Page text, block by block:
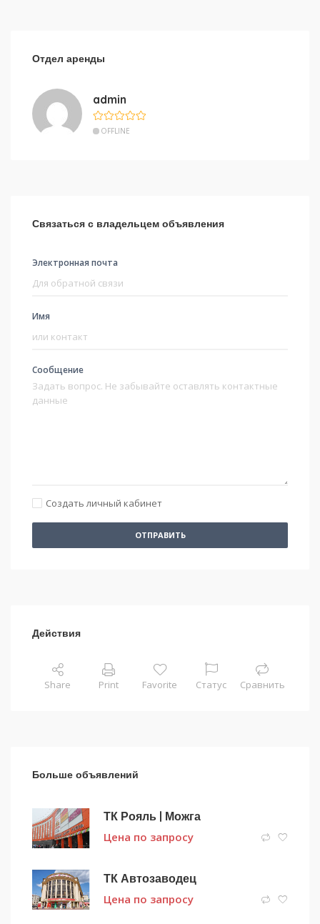
Отдел аренды
admin
OFFLINE
Связаться с владельцем объявления
Электронная почта
Имя
Сообщение
Создать личный кабинет
ОТПРАВИТЬ
Действия
Share Print Favorite Статус Сравнить
Больше объявлений
ТК Рояль | Можга
Цена по запросу
ТК Автозаводец
Цена по запросу